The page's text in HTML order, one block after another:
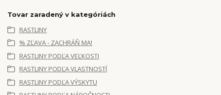
Tovar zaradený v kategóriách
RASTLINY
% ZĽAVA - ZACHRÁŇ MA!
RASTLINY PODĽA VEĽKOSTI
RASTLINY PODĽA VLASTNOSTÍ
RASTLINY PODĽA VÝSKYTU